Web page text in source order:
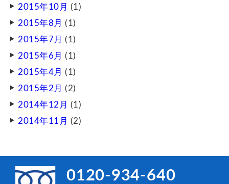
2015年10月 (1)
2015年8月 (1)
2015年7月 (1)
2015年6月 (1)
2015年4月 (1)
2015年2月 (2)
2014年12月 (1)
2014年11月 (2)
0120-934-640